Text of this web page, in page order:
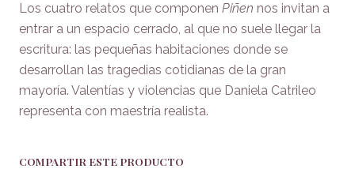
Los cuatro relatos que componen Piñen nos invitan a
entrar a un espacio cerrado, al que no suele llegar la
escritura: las pequeñas habitaciones donde se
desarrollan las tragedias cotidianas de la gran
mayoría. Valentías y violencias que Daniela Catrileo
representa con maestría realista.
COMPARTIR ESTE PRODUCTO